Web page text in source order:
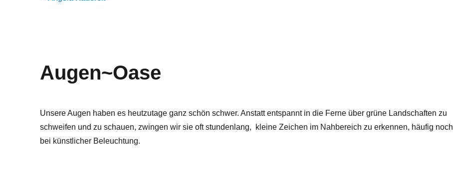
Augen~Oase
Unsere Augen haben es heutzutage ganz schön schwer. Anstatt entspannt in die Ferne über grüne Landschaften zu
schweifen und zu schauen, zwingen wir sie oft stundenlang, kleine Zeichen im Nahbereich zu erkennen, häufig noch
bei künstlicher Beleuchtung.